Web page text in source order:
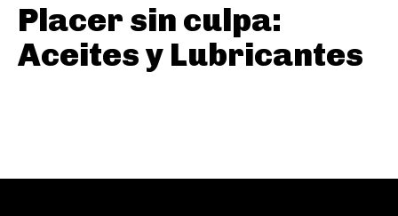
Placer sin culpa:
Aceites y Lubricantes